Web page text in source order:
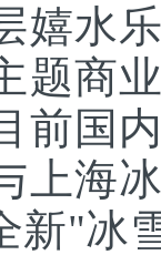
嬉水
题商
前国
上海
新"冰